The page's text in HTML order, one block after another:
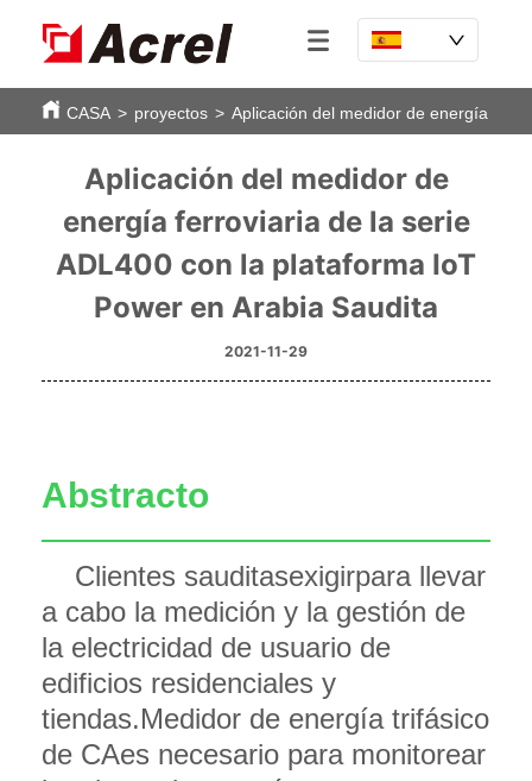
CASA > proyectos > Aplicación del medidor de energía
Aplicación del medidor de
energía ferroviaria de la serie
ADL400 con la plataforma IoT
Power en Arabia Saudita
2021-11-29